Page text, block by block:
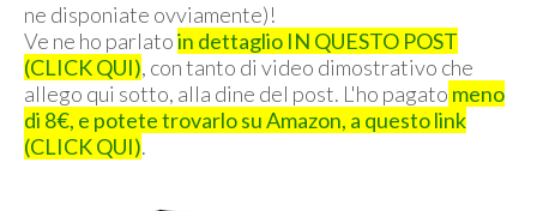
ne disponiate ovviamente)!
Ve ne ho parlatoin dettaglio IN QUESTO POST
(CLICK QUI), con tanto di video dimostrativo che
allego qui sotto, alla dine del post. L'ho pagato meno
di 8€, e potete trovarlo su Amazon, a questo link
(CLICK QUI).